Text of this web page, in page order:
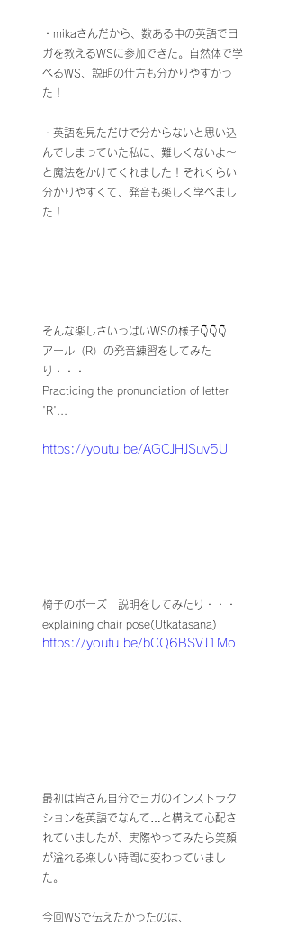
・mikaさんだから、数ある中の英語でヨ
ガを教えるWSに参加できた。自然体で学
べるWS、説明の仕方も分かりやすかっ
た！
・英語を見ただけで分からないと思い込
んでしまっていた私に、難しくないよ〜
と魔法をかけてくれました！それくらい
分かりやすくて、発音も楽しく学べまし
た！
そんな楽しさいっぱいWSの様子👇👇👇
アール（R）の発音練習をしてみた
り・・・
Practicing the pronunciation of letter
'R'...
https://youtu.be/AGCJHJSuv5U
椅子のポーズ　説明をしてみたり・・・
explaining chair pose(Utkatasana)
https://youtu.be/bCQ6BSVJ1Mo
最初は皆さん自分でヨガのインストラク
ションを英語でなんて…と構えて心配さ
れていましたが、実際やってみたら笑顔
が溢れる楽しい時間に変わっていまし
た。
今回WSで伝えたかったのは、